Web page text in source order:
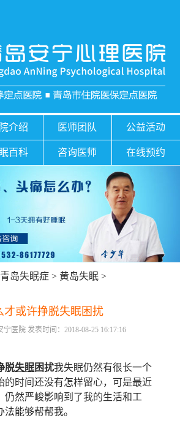
介绍 医师团队 公益活动
百科 咨询医师 在线预约
青岛失眠症> 黄岛失眠>
才或许挣脱失眠困扰
医院 发表时间：2018-08-25 16:17:16
脱失眠困扰我失眠仍然有很长一个
的时间还没有怎样留心，可是最近
仍然严峻影响到了我的生活和工
能够帮帮我。